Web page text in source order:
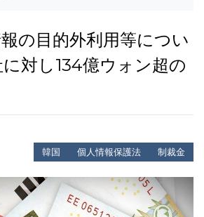
の目的外利用等につい
対し134億ウォン超の
韓国 個人情報保護法 制裁金